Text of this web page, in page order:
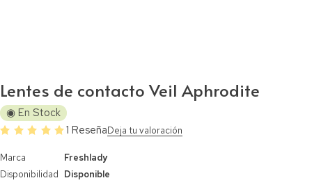
Lentes de contacto Veil Aphrodite
◉ En Stock
1 ReseñaDeja tu valoración
Marca
Freshlady
Disponibilidad Disponible